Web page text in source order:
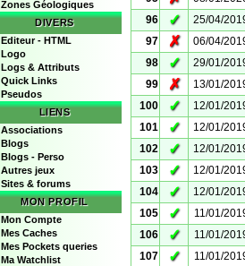
Zones Géologiques
DIVERS
Editeur - HTML
Logo
Logs & Attributs
Quick Links
Pseudos
LIENS
Associations
Blogs
Blogs - Perso
Autres jeux
Sites & forums
MON PROFIL
Mon Compte
Mes Caches
Mes Pockets queries
Ma Watchlist
96
✓ 25/04/
97
✗ 06/04/
98
✓ 29/01/
99
✗ 13/01/
100
✓ 12/01/
101
✓ 12/01/
102
✓ 12/01/
103
✓ 12/01/
104
✓ 12/01/
105
✓ 11/01/
106
✓ 11/01/
107
✓ 11/01/